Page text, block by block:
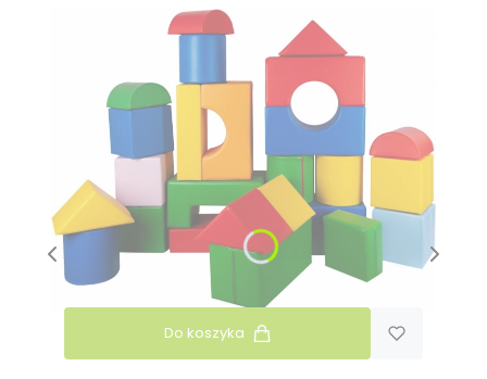
Do koszyka